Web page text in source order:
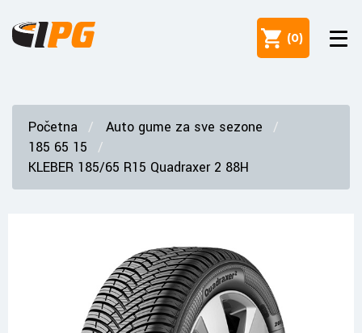
(0)
Početna
Auto gume za sve sezone
185 65 15
KLEBER 185/65 R15 Quadraxer 2 88H